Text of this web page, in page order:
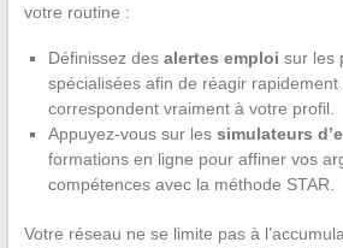
votre routine :
Définissez des alertes emploi sur les
spécialisées afin de réagir
correspondent vraiment à votre profil.
Appuyez-vous sur les simulateurs
formations en ligne pour affiner vos
compétences avec la méthode STAR.
Votre réseau ne se limite pas à